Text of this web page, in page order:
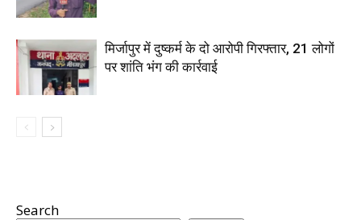
मिर्जापुर में दुष्कर्म के दो आरोपी गिरफ्तार, 21 लोगों
पर शांति भंग की कार्रवाई
Search